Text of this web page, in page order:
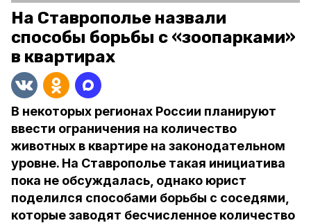
На Ставрополье назвали
способы борьбы с «зоопарками»
в квартирах
В некоторых регионах России планируют
ввести ограничения на количество
животных в квартире на законодательном
уровне. На Ставрополье такая инициатива
пока не обсуждалась, однако юрист
поделился способами борьбы с соседями,
которые заводят бесчисленное количество